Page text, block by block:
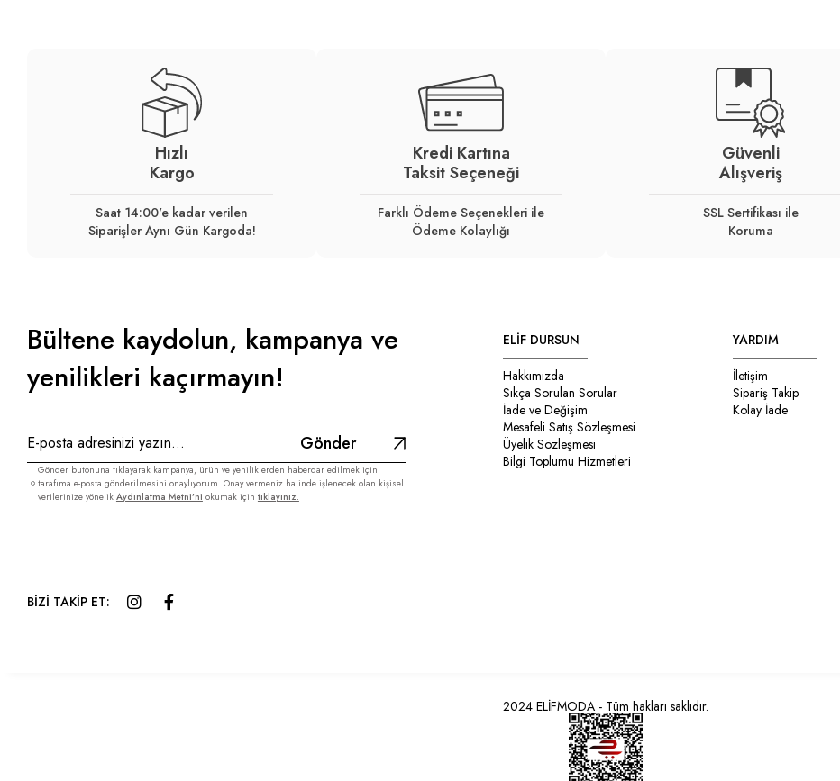
Hızlı
Kargo
Saat 14:00'e kadar verilen
Siparişler Aynı Gün Kargoda!
Kredi Kartına
Taksit Seçeneği
Farklı Ödeme Seçenekleri ile
Ödeme Kolaylığı
Güvenli
Alışveriş
SSL Sertifikası ile
Koruma
Bültene kaydolun, kampanya ve
yenilikleri kaçırmayın!
Gönder
Gönder butonuna tıklayarak kampanya, ürün ve yeniliklerden haberdar edilmek için
tarafıma e-posta gönderilmesini onaylıyorum. Onay vermeniz halinde işlenecek olan kişisel
verilerinize yönelik Aydınlatma Metni’ni okumak için tıklayınız.
BİZİ TAKİP ET:
ELİF DURSUN
Hakkımızda
Sıkça Sorulan Sorular
İade ve Değişim
Mesafeli Satış Sözleşmesi
Üyelik Sözleşmesi
Bilgi Toplumu Hizmetleri
YARDIM
İletişim
Sipariş Takip
Kolay İade
2024 ELİFMODA - Tüm hakları saklıdır.